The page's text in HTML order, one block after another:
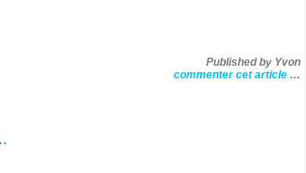
Published by Yvon
commenter cet article …